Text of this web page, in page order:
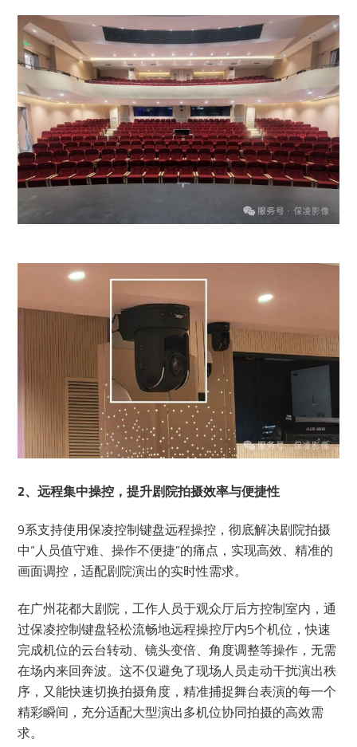
2、远程集中操控，提升剧院拍摄效率与便捷性
9系支持使用保凌控制键盘远程操控，彻底解决剧院拍摄
中“人员值守难、操作不便捷”的痛点，实现高效、精准的
画面调控，适配剧院演出的实时性需求。
在广州花都大剧院，工作人员于观众厅后方控制室内，通
过保凌控制键盘轻松流畅地远程操控厅内5个机位，快速
完成机位的云台转动、镜头变倍、角度调整等操作，无需
在场内来回奔波。这不仅避免了现场人员走动干扰演出秩
序，又能快速切换拍摄角度，精准捕捉舞台表演的每一个
精彩瞬间，充分适配大型演出多机位协同拍摄的高效需
求。